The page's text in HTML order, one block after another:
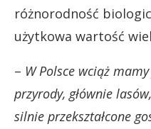
różnorodność
użytkowa wartość
– W Polsce wciąż
przyrody, głównie
silnie przekształcone